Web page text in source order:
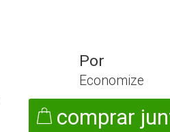
Economize
comprar